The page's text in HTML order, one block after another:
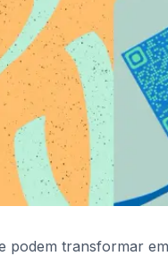
podem transformar